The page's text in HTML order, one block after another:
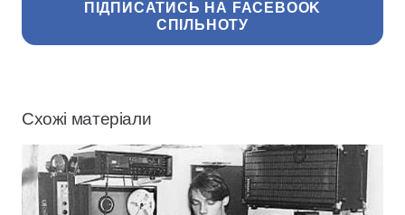
ПІДПИСАТИСЬ НА FACEBOOK
СПІЛЬНОТУ
Схожі матеріали